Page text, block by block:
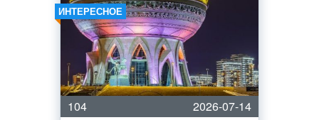
ИНТЕРЕСНОЕ
104
2026-07-14